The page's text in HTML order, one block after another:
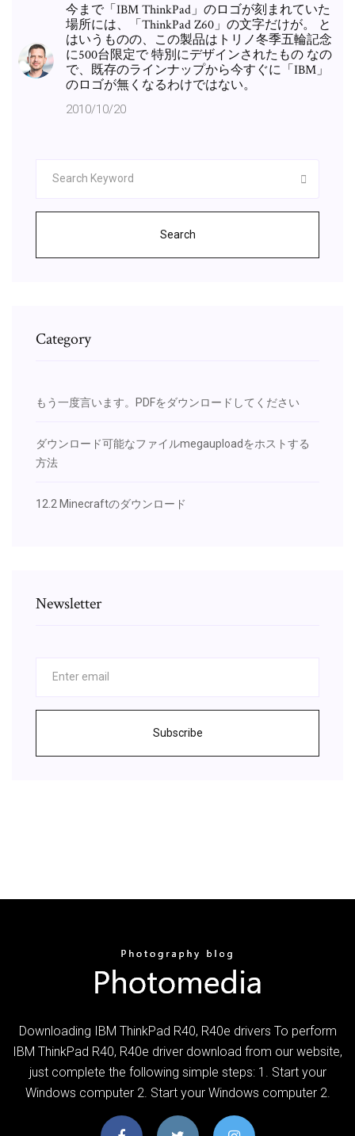
今まで「IBM ThinkPad」のロゴが刻まれていた
場所には、「ThinkPad Z60」の文字だけが。 と
はいうものの、この製品はトリノ冬季五輪記念
に500台限定で 特別にデザインされたもの なの
で、既存のラインナップから今すぐに「IBM」
のロゴが無くなるわけではない。
2010/10/20
Search
Category
もう一度言います。PDFをダウンロードしてください
ダウンロード可能なファイルmegauploadをホストする
方法
12.2 Minecraftのダウンロード
Newsletter
Subscribe
Downloading IBM ThinkPad R40, R40e drivers To perform
IBM ThinkPad R40, R40e driver download from our website,
just complete the following simple steps: 1. Start your
Windows computer 2. Start your Windows computer 2.